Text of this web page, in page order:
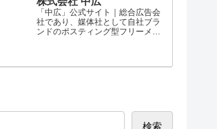
「中広」公式サイト｜総合広告会
社であり、媒体社として自社ブラ
ンドのポスティング型フリーメデ
検索